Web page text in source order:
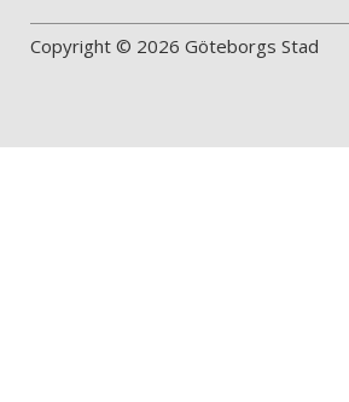
Copyright © 2026 Göteborgs Stad